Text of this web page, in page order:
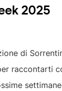
2025
di
raccontarti